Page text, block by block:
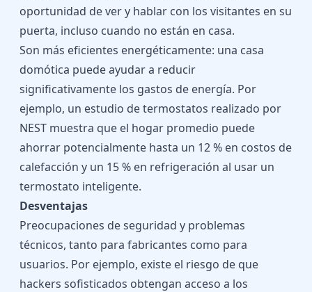
oportunidad de ver y hablar con los visitantes en su
puerta, incluso cuando no están en casa.
Son más eficientes energéticamente: una casa
domótica puede ayudar a reducir
significativamente los gastos de energía. Por
ejemplo, un estudio de termostatos realizado por
NEST muestra que el hogar promedio puede
ahorrar potencialmente hasta un 12 % en costos de
calefacción y un 15 % en refrigeración al usar un
termostato inteligente.
Desventajas
Preocupaciones de seguridad y problemas
técnicos, tanto para fabricantes como para
usuarios. Por ejemplo, existe el riesgo de que
hackers sofisticados obtengan acceso a los